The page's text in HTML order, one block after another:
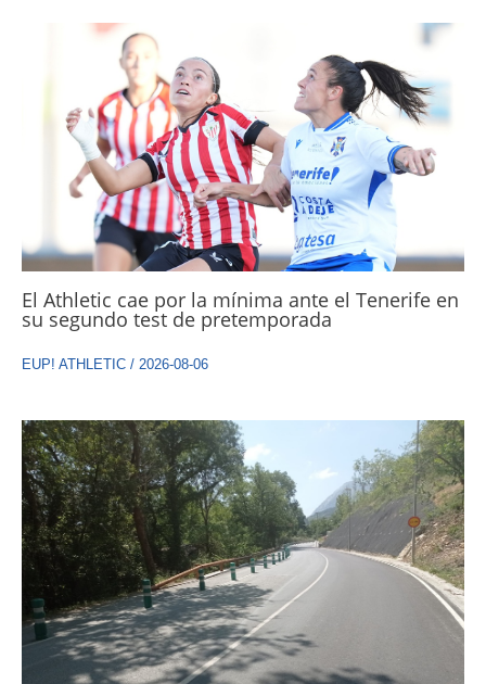
El Athletic cae por la mínima ante el Tenerife en
su segundo test de pretemporada
EUP! ATHLETIC / 2026-08-06